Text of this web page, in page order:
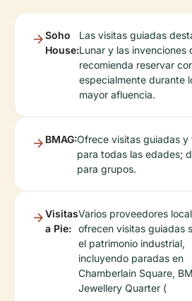
Soho
House:
Las visitas guiadas
Lunar y las invenciones
recomienda reservar
especialmente durante
mayor afluencia.
BMAG:Ofrece visitas guiadas
para todas las edades;
para grupos.
Visitas
a Pie:
Varios proveedores
ofrecen visitas guiadas
el patrimonio industrial,
incluyendo paradas en
Chamberlain Square,
Jewellery Quarter (